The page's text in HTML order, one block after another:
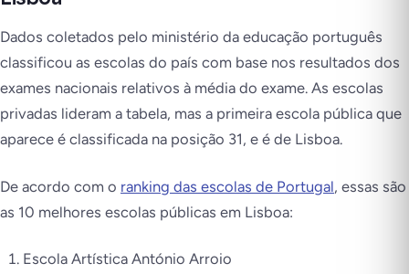
Dados coletados pelo ministério da educação português
classificou as escolas do país com base nos resultados dos
exames nacionais relativos à média do exame. As escolas
privadas lideram a tabela, mas a primeira escola pública que
aparece é classificada na posição 31, e é de Lisboa.
De acordo com o ranking das escolas de Portugal, essas são
as 10 melhores escolas públicas em Lisboa:
Escola Artística António Arroio